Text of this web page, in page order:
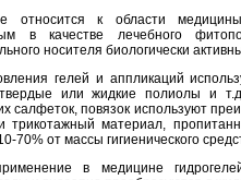
относится к области
в качестве лечебного
носителя биологически
гелей и аппликаций
или жидкие полиолы и
салфеток, повязок используют
трикотажный материал,
70% от массы гигиенического
в медицине